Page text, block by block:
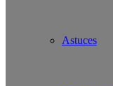
Astuces